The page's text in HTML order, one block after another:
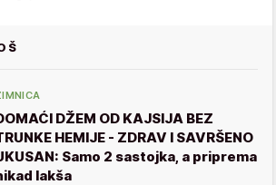
DŽEM OD KAJSIJA BEZ
HEMIJE - ZDRAV I SAVRŠENO
Samo 2 sastojka, a priprema
lakša